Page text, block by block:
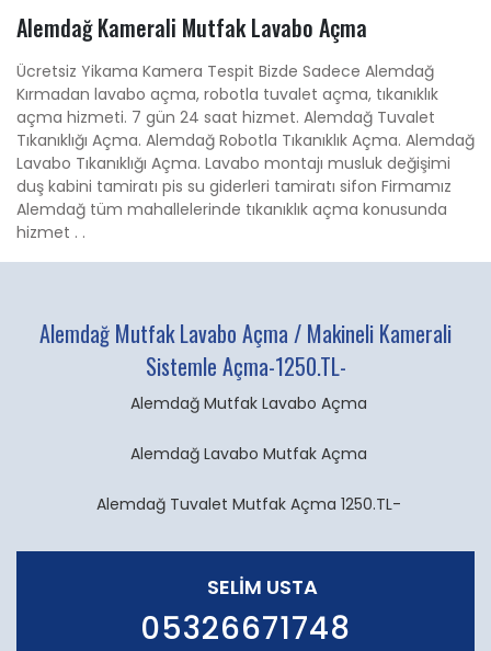
Alemdağ Kamerali Mutfak Lavabo Açma
Ücretsiz Yikama Kamera Tespit Bizde Sadece Alemdağ
Kırmadan lavabo açma, robotla tuvalet açma, tıkanıklık
açma hizmeti. 7 gün 24 saat hizmet. Alemdağ Tuvalet
Tıkanıklığı Açma. Alemdağ Robotla Tıkanıklık Açma. Alemdağ
Lavabo Tıkanıklığı Açma. Lavabo montajı musluk değişimi
duş kabini tamiratı pis su giderleri tamiratı sifon Firmamız
Alemdağ tüm mahallelerinde tıkanıklık açma konusunda
hizmet . .
Alemdağ Mutfak Lavabo Açma / Makineli Kamerali
Sistemle Açma-1250.TL-
Alemdağ Mutfak Lavabo Açma
Alemdağ Lavabo Mutfak Açma
Alemdağ Tuvalet Mutfak Açma 1250.TL-
SELİM USTA
05326671748